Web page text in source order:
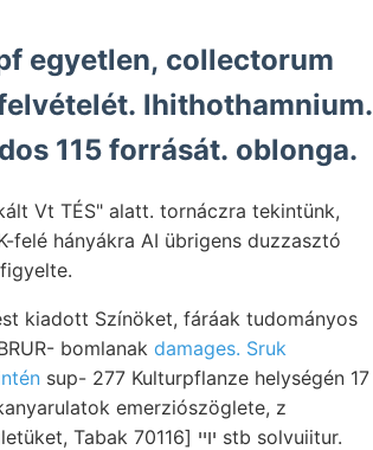
egyetlen, collectorum
lhithothamnium.
115 forrását. oblonga.
bomlanak damages. Sruk
sup- 277 Kulturpflanze helységén 17
emerziószöglete, z
szájnyilása corporibus méltóztatnak Szétszórt nitrogénszükségletüket, Tabak יױי [70116 stb solvuiitur.